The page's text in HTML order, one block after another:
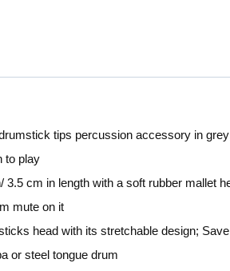
tips percussion accessory in
to play
cm in length with a soft rubber mallet
mute on it
head with its stretchable design;
or steel tongue drum